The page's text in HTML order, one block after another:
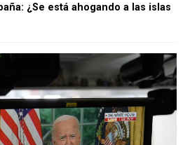
¿Se está ahogando a las islas